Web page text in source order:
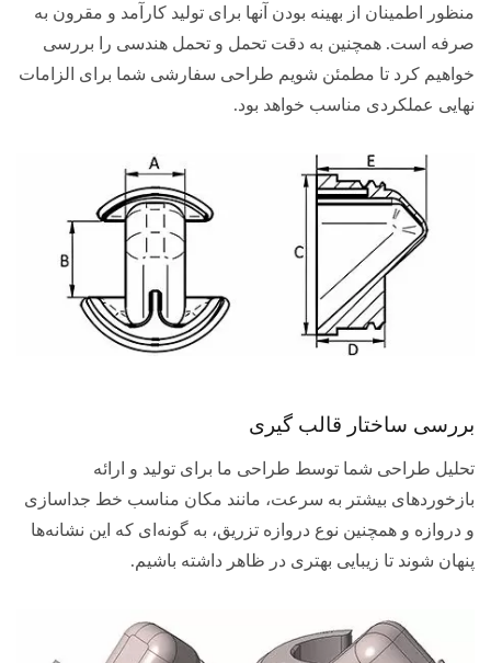
منظور اطمینان از بهینه بودن آنها برای تولید کارآمد و مقرون به
صرفه است. همچنین به دقت تحمل و تحمل هندسی را بررسی
خواهیم کرد تا مطمئن شویم طراحی سفارشی شما برای الزامات
نهایی عملکردی مناسب خواهد بود.
بررسی ساختار قالب گیری
تحلیل طراحی شما توسط طراحی ما برای تولید و ارائه
بازخوردهای بیشتر به سرعت، مانند مکان مناسب خط جداسازی
و دروازه و همچنین نوع دروازه تزریق، به گونه‌ای که این نشانه‌ها
پنهان شوند تا زیبایی بهتری در ظاهر داشته باشیم.